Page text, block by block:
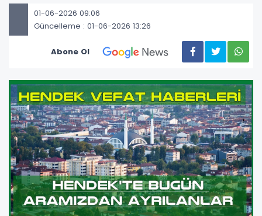
01-06-2026 09:06
Güncelleme : 01-06-2026 13:26
Abone Ol